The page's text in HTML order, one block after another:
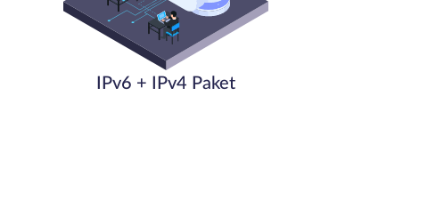
IPv6 + IPv4 Paket